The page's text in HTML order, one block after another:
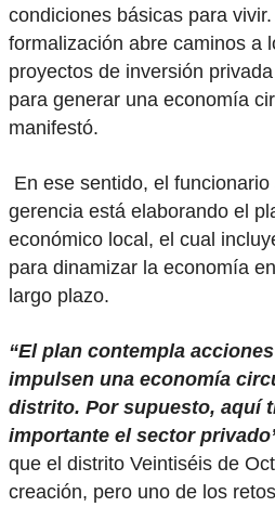
condiciones básicas para
formalización abre caminos a
proyectos de inversión
para generar una economía
manifestó.
En ese sentido, el
gerencia está elaborando el
económico local, el cual
para dinamizar la economía
largo plazo.
“El plan contempla
impulsen una economía
distrito. Por supuesto, aquí
importante el sector
que el distrito Veintiséis de
creación, pero uno de los